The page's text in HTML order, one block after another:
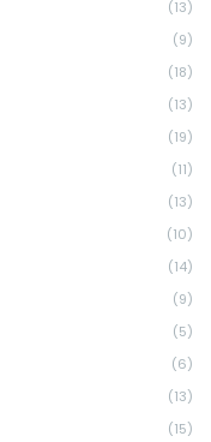
(13)
(9)
(18)
(13)
(19)
(11)
(13)
(10)
(14)
(9)
(5)
(6)
(13)
(15)